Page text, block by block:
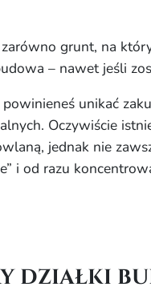
grunt, na
– nawet jeśli
unikać
Oczywiście
jednak nie
i od razu
działki